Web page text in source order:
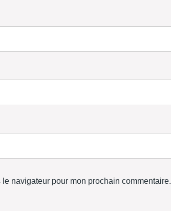
navigateur pour mon prochain commentaire.